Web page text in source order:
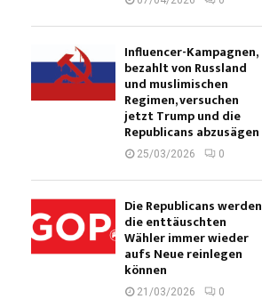
Influencer-Kampagnen,
bezahlt von Russland
und muslimischen
Regimen, versuchen
jetzt Trump und die
Republicans abzusägen
25/03/2026 0
Die Republicans werden
die enttäuschten
Wähler immer wieder
aufs Neue reinlegen
können
21/03/2026 0